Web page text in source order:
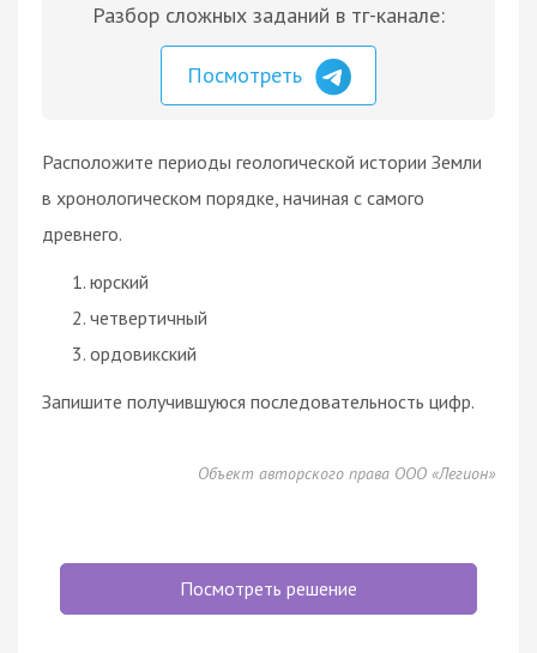
Разбор сложных заданий в тг-канале:
Посмотреть
Расположите периоды геологической истории Земли
в хронологическом порядке, начиная с самого
древнего.
юрский
четвертичный
ордовикский
Запишите получившуюся последовательность цифр.
Объект авторского права ООО «Легион»
Посмотреть решение